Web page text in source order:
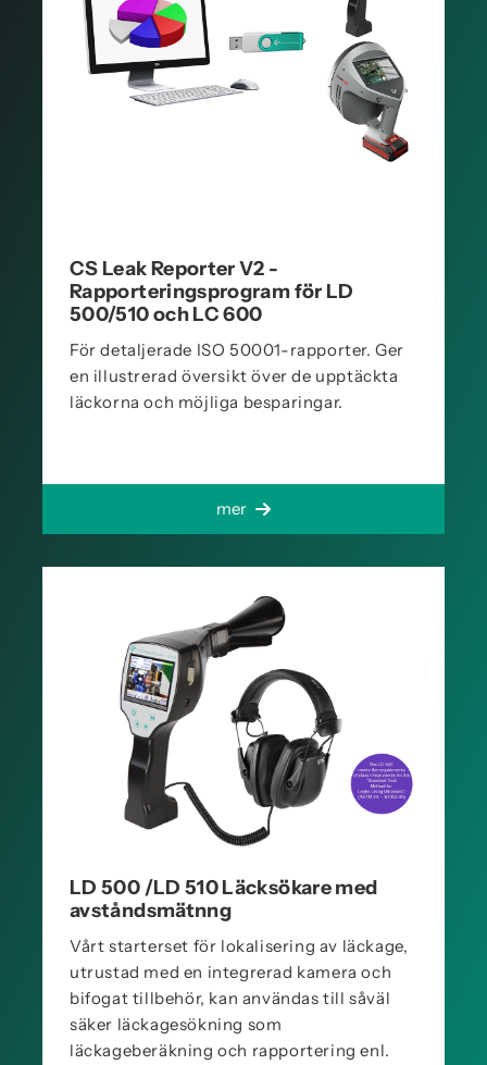
CS Leak Reporter V2 -
Rapporteringsprogram för LD
500/510 och LC 600
För detaljerade ISO 50001-rapporter. Ger
en illustrerad översikt över de upptäckta
läckorna och möjliga besparingar.
mer
LD 500 /LD 510 Läcksökare med
avståndsmätnng
Vårt starterset för lokalisering av läckage,
utrustad med en integrerad kamera och
bifogat tillbehör, kan användas till såväl
säker läckagesökning som
läckageberäkning och rapportering enl.